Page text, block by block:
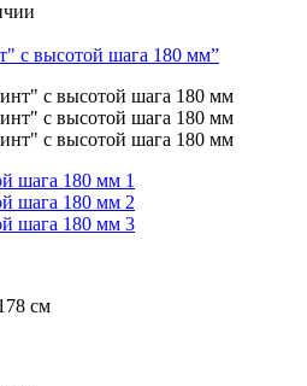
с высотой шага 180 мм”
см